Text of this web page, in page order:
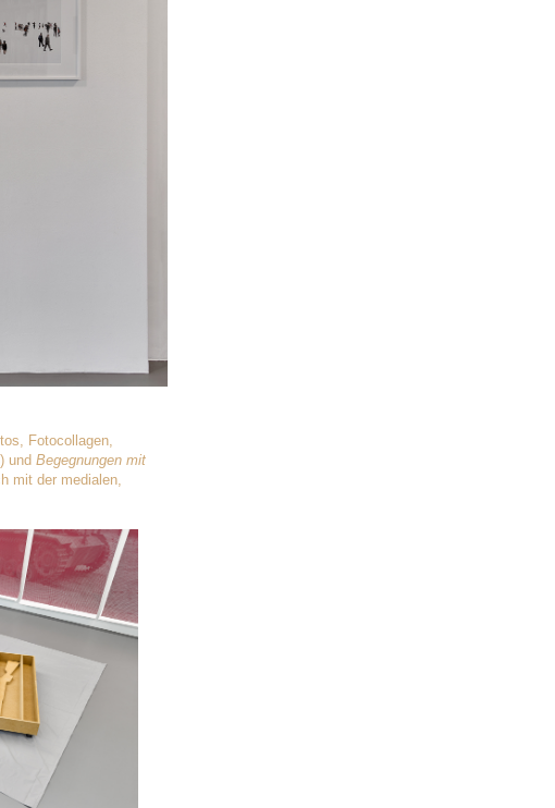
Fotocollagen,
und Begegnungen mit
mit der medialen,